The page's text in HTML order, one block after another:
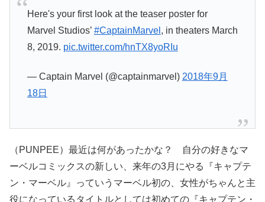
Here's your first look at the teaser poster for
Marvel Studios’ #CaptainMarvel , in theaters March
8, 2019. pic.twitter.com/hnTX8yoRIu
— Captain Marvel (@captainmarvel) 2018年9月
18日
（PUNPEE）最近は何があったかな？ 自分の好きなマ
ーベルコミックスの新しい、来年の3月にやる『キャプテ
ン・マーベル』っていうマーベル初の、女性がちゃんと主
役になっているタイトルとしては初めての『キャプテン・